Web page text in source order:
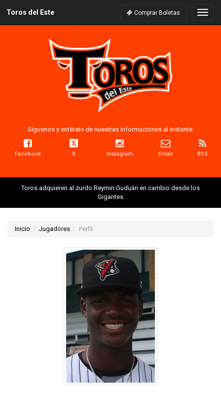
Toros del Este Comprar Boletas
Síguenos y entérate de nuestras informaciones al instante:
Facebook X Instagram Email RSS
Toros adquieren al zurdo Reymin Guduán en cambio desde los
Gigantes
Inicio Jugadores Perfil